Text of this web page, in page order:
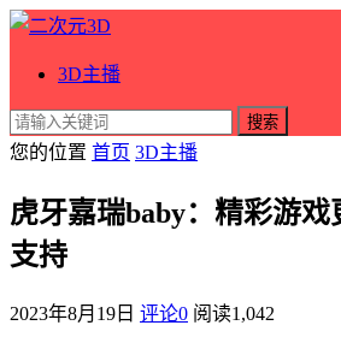
3D主播
搜索
您的位置 首页 3D主播
虎牙嘉瑞baby：精彩游戏
支持
2023年8月19日 评论0 阅读1,042